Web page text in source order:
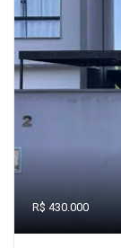
R$ 430.000